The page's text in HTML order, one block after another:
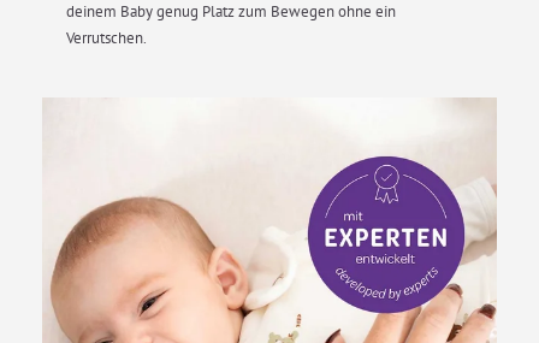
deinem Baby genug Platz zum Bewegen ohne ein
Verrutschen.